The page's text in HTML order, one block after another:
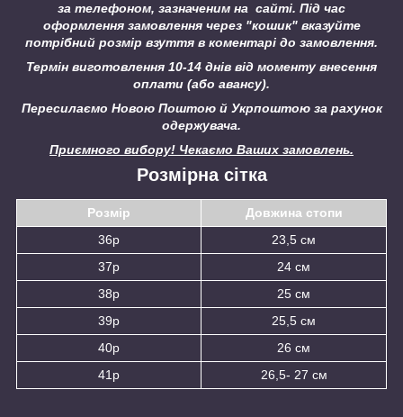
за телефоном, зазначеним на сайті. Під час
оформлення замовлення через "кошик" вказуйте
потрібний розмір взуття в коментарі до замовлення.
Термін виготовлення 10-14 днів від моменту внесення
оплати (або авансу).
Пересилаємо Новою Поштою й Укрпоштою за рахунок
одержувача.
Приємного вибору! Чекаємо Ваших замовлень.
Розмірна сітка
Розмір
Довжина стопи
36р
23,5 см
37р
24 см
38р
25 см
39р
25,5 см
40р
26 см
41р
26,5- 27 см